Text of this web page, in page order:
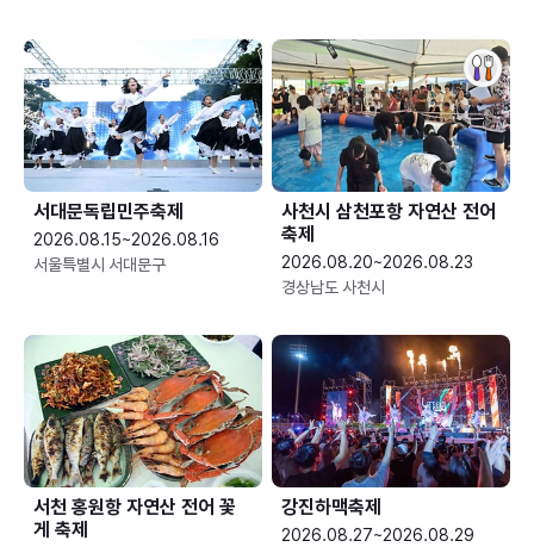
서대문독립민주축제
2026.08.15~2026.08.16
서울특별시 서대문구
사천시 삼천포항 자연산 전어
축제
2026.08.20~2026.08.23
경상남도 사천시
서천 홍원항 자연산 전어 꽃
게 축제
강진하맥축제
2026.08.27~2026.08.29